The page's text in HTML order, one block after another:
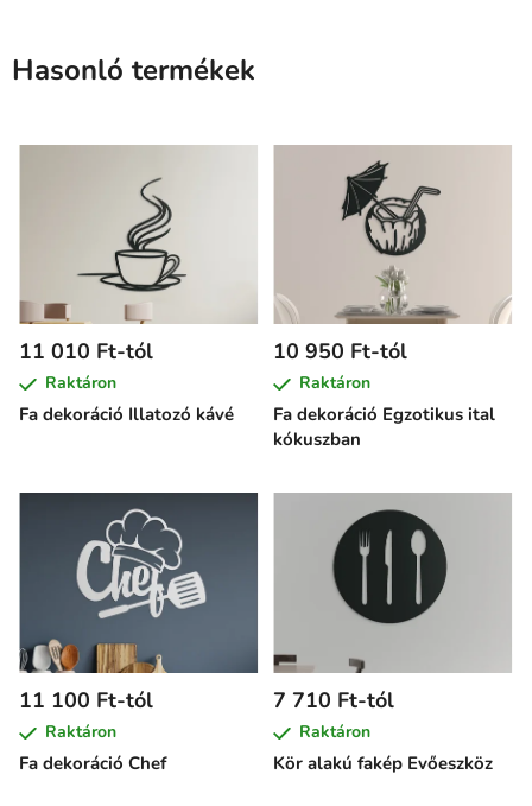
Hasonló termékek
Fa dekoráció Illatozó kávé
11 010 Ft-tól
Raktáron
Fa dekoráció Egzotikus ital
kókuszban
10 950 Ft-tól
Raktáron
Fa dekoráció Chef
11 100 Ft-tól
Raktáron
Kör alakú fakép Evőeszköz
7 710 Ft-tól
Raktáron